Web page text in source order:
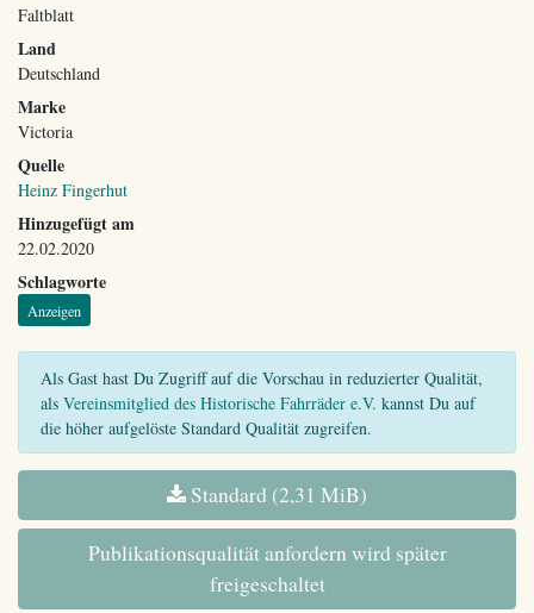
Faltblatt
Land
Deutschland
Marke
Victoria
Quelle
Heinz Fingerhut
Hinzugefügt am
22.02.2020
Schlagworte
Anzeigen
Als Gast hast Du Zugriff auf die Vorschau in reduzierter Qualität,
als Vereinsmitglied des Historische Fahrräder e.V. kannst Du auf
die höher aufgelöste Standard Qualität zugreifen.
Standard (2,31 MiB)
Publikationsqualität anfordern wird später
freigeschaltet